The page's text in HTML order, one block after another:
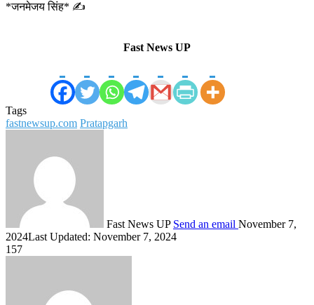
*जनमेजय सिंह* ✍️
Fast News UP
Tags
fastnewsup.com Pratapgarh
Fast News UP Send an email November 7,
2024Last Updated: November 7, 2024
157